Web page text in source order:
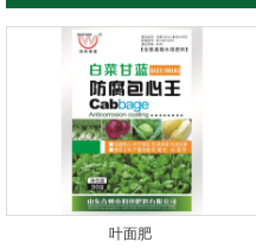
叶面肥